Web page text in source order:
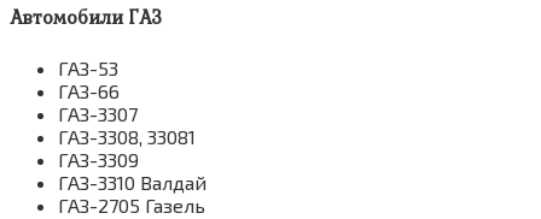
Автомобили ГАЗ
ГАЗ-53
ГАЗ-66
ГАЗ-3307
ГАЗ-3308, 33081
ГАЗ-3309
ГАЗ-3310 Валдай
ГАЗ-2705 Газель